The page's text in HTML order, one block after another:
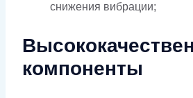
снижения вибрации;
компоненты